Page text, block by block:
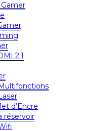
2.1
d’Encre
réservoir